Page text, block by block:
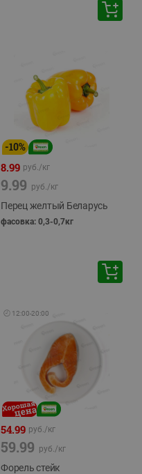
-10%
8.99 руб./кг
9.99 руб./кг
Перец желтый Беларусь
фасовка: 0,3-0,7кг
🕘 12:00-20:00
54.99 руб./кг
59.99 руб./кг
Форель стейк